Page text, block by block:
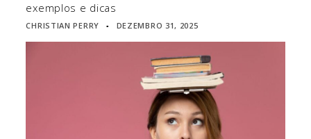
exemplos e dicas
CHRISTIAN PERRY ▪ DEZEMBRO 31, 2025